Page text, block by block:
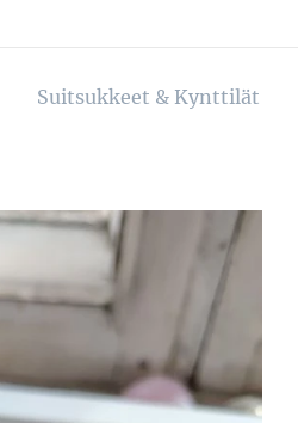
Suitsukkeet & Kynttilät